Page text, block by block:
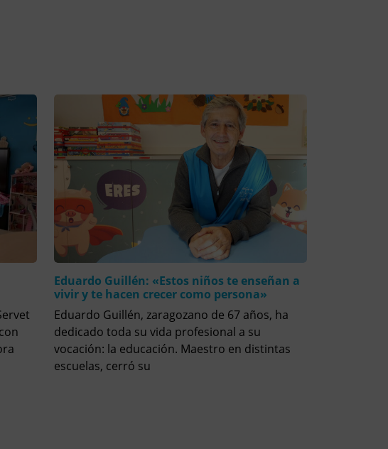
Eduardo Guillén: «Estos niños te enseñan a
vivir y te hacen crecer como persona»
Eduardo Guillén, zaragozano de 67 años, ha
dedicado toda su vida profesional a su
vocación: la educación. Maestro en distintas
escuelas, cerró su